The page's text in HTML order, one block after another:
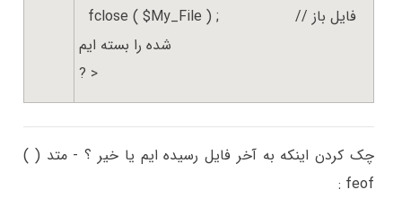
fclose ( $My_File ) ; // فایل باز
شده را بسته ایم
? >
چک کردن اینکه به آخر فایل رسیده ایم یا خیر ؟ - متد ( )
feof :